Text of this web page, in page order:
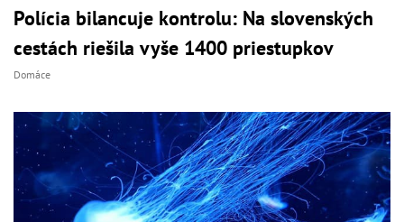
Polícia bilancuje kontrolu: Na slovenských
cestách riešila vyše 1400 priestupkov
Domáce